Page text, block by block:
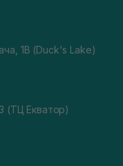
1В (Duck's Lake)
(ТЦ Екватор)